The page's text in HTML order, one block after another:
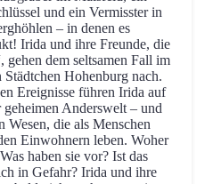
(1) Detektive(1)
(1) Einzelspieler(1)
(5) Erstleser(1)
(2) Fanliteratur(4)
Filme(2)
und ein Vermisster in
– in denen es
Irida und ihre Freunde, die
gehen dem seltsamen Fall im
Städtchen Hohenburg nach.
Ereignisse führen Irida auf
geheimen Anderswelt – und
Wesen, die als Menschen
Einwohnern leben. Woher
haben sie vor? Ist das
in Gefahr? Irida und ihre